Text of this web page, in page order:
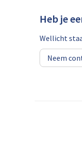
Heb je
Wellicht
Neem